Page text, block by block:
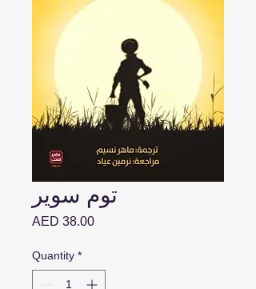
توم سوير
AED 38.00Price
Quantity *